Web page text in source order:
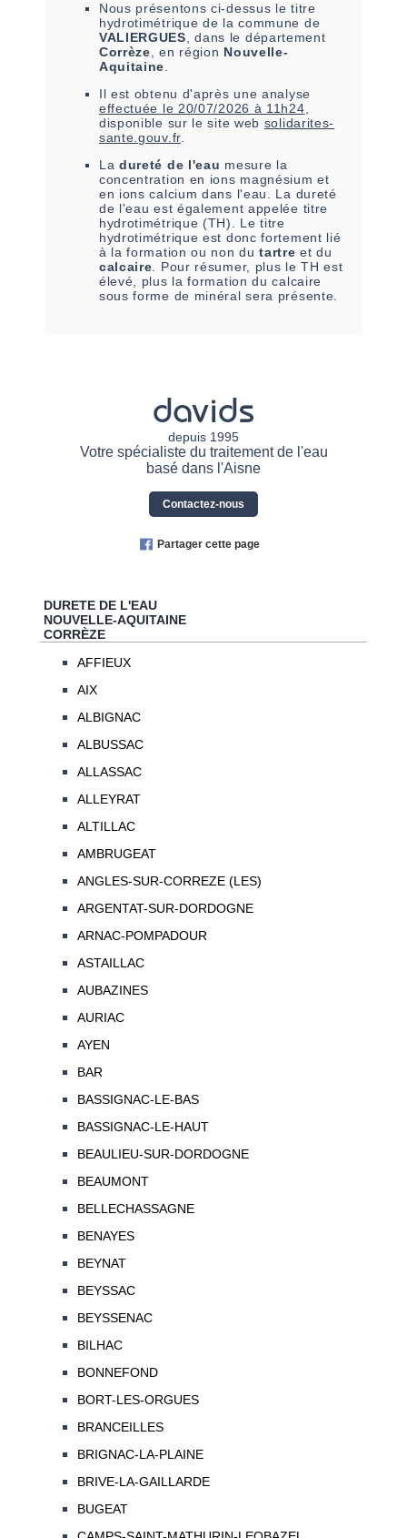
Nous présentons ci-dessus le titre
hydrotimétrique de la commune de
VALIERGUES , dans le département
Corrèze , en région Nouvelle-
Aquitaine
Il est obtenu d'après une analyse
effectuée le 20/07/2026 à 11h24
disponible sur le site web solidarites-
sante.gouv.fr.
La dureté de l'eau mesure la
concentration en ions magnésium et
en ions calcium dans l'eau. La dureté
de l'eau est également appelée titre
hydrotimétrique (TH). Le titre
hydrotimétrique est donc fortement lié
à la formation ou non dutartre et du
calcaire . Pour résumer, plus le TH est
élevé, plus la formation du calcaire
sous forme de minéral sera présente.
davids
depuis 1995
Votre spécialiste du traitement de l'eau
basé dans l'Aisne
Contactez-nous
Partager cette page
DURETE DE L'EAU
NOUVELLE-AQUITAINE
CORRÈZE
AFFIEUX
AIX
ALBIGNAC
ALBUSSAC
ALLASSAC
ALLEYRAT
ALTILLAC
AMBRUGEAT
ANGLES-SUR-CORREZE (LES)
ARGENTAT-SUR-DORDOGNE
ARNAC-POMPADOUR
ASTAILLAC
AUBAZINES
AURIAC
AYEN
BAR
BASSIGNAC-LE-BAS
BASSIGNAC-LE-HAUT
BEAULIEU-SUR-DORDOGNE
BEAUMONT
BELLECHASSAGNE
BENAYES
BEYNAT
BEYSSAC
BEYSSENAC
BILHAC
BONNEFOND
BORT-LES-ORGUES
BRANCEILLES
BRIGNAC-LA-PLAINE
BRIVE-LA-GAILLARDE
BUGEAT